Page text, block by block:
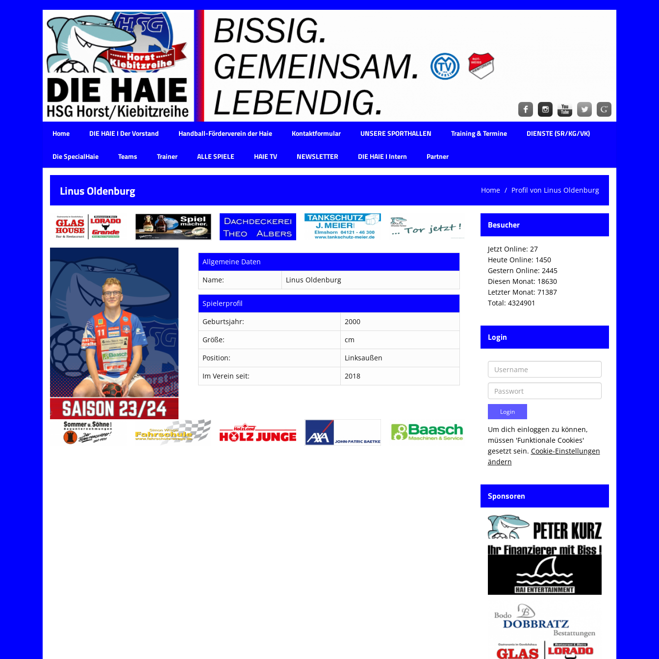
Home DIE HAIE I Der Vorstand Handball-Förderverein der Haie Kontaktformular UNSERE SPORTHALLEN Training & Termine DIENSTE (SR/KG/VK)
Die SpecialHaie Teams Trainer ALLE SPIELE HAIE TV NEWSLETTER DIE HAIE I Intern Partner
Linus Oldenburg Home Profil von Linus Oldenburg
Allgemeine Daten
Name:
Linus Oldenburg
Spielerprofil
Geburtsjahr:
2000
Größe:
cm
Position:
Linksaußen
Im Verein seit:
2018
Besucher
Jetzt Online: 27
Heute Online: 1450
Gestern Online: 2445
Diesen Monat: 18630
Letzter Monat: 71387
Total: 4324901
Login
Um dich einloggen zu können,
müssen 'Funktionale Cookies'
gesetzt sein. Cookie-Einstellungen
ändern
Sponsoren